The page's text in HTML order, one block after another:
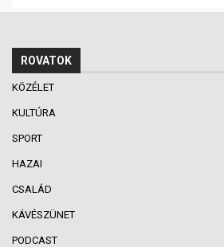
ROVATOK
KÖZÉLET
KULTÚRA
SPORT
HAZAI
CSALÁD
KÁVÉSZÜNET
PODCAST